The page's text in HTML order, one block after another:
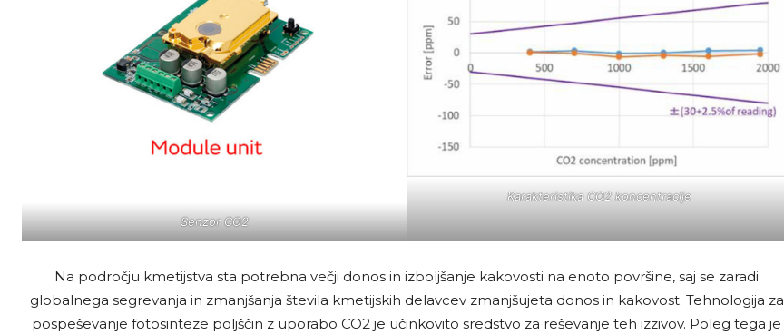
Senzor CO2
Karakteristika CO2 koncentracije
Na področju kmetijstva sta potrebna večji donos in izboljšanje kakovosti na enoto površine, saj se zaradi
globalnega segrevanja in zmanjšanja števila kmetijskih delavcev zmanjšujeta donos in kakovost. Tehnologija za
pospeševanje fotosinteze poljščin z uporabo CO2 je učinkovito sredstvo za reševanje teh izzivov. Poleg tega je